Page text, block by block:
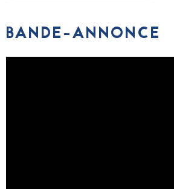
BANDE-ANNONCE